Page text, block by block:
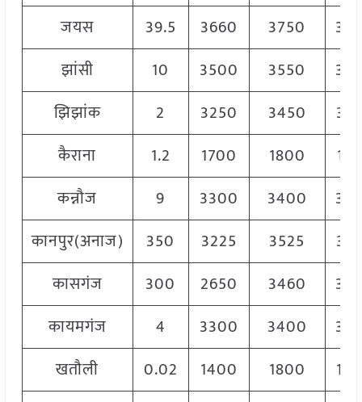
जयस
39.5 3660 3750
झांसी
10 3500 3550
झिझांक
2 3250 3450
कैराना
1.2 1700 1800
कन्नौज
9 3300 3400
कानपुर(अनाज)
350 3225 3525
कासगंज
300 2650 3460
कायमगंज
4 3300 3400
खतौली
0.02 1400 1800